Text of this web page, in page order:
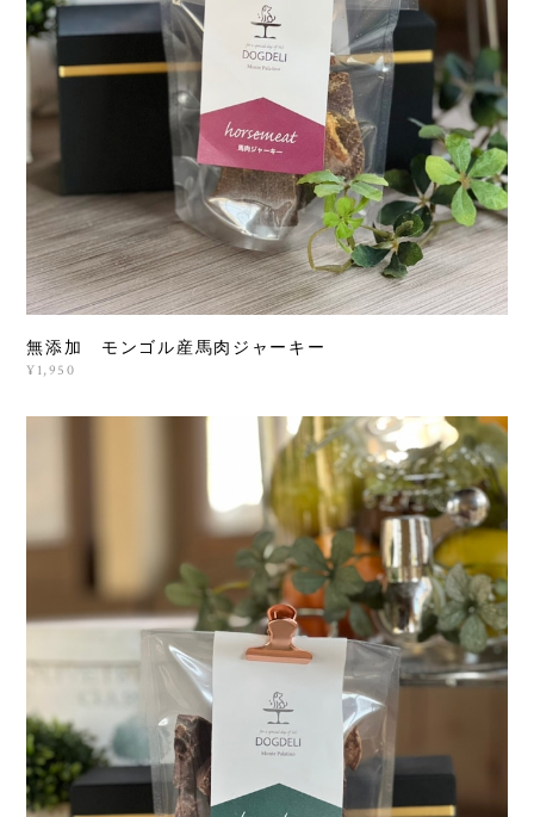
無添加 モンゴル産馬肉ジャーキー
¥1,950